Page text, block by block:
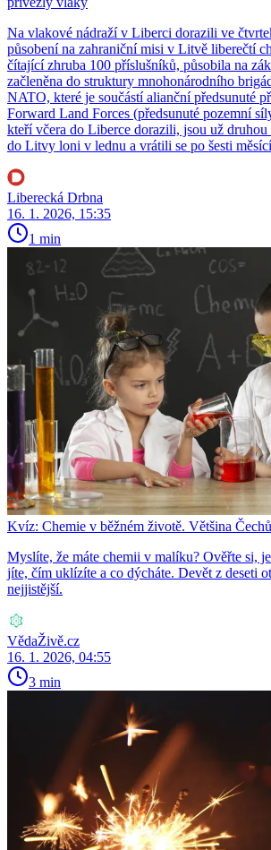
Na vlakové nádraží v Liberci dorazili ve
působení na zahraniční misi v Litvě liberečtí
čítající zhruba 100 příslušníků, působila na
začleněna do struktury mnohonárodního
NATO, které je součástí alianční předsunuté
Forward Land Forces (předsunuté pozemní
kteří včera do Liberce dorazili, jsou už
do Litvy loni v lednu a vrátili se po šesti
Liberecká Drbna
16. 1. 2026, 15:35
1 min
Kvíz: Chemie v běžném životě. Většina
Myslíte, že máte chemii v malíku? Ověřte si,
jíte, čím uklízíte a co dýcháte. Devět z deseti
nejjistější.
VědaŽivě.cz
16. 1. 2026, 04:55
3 min